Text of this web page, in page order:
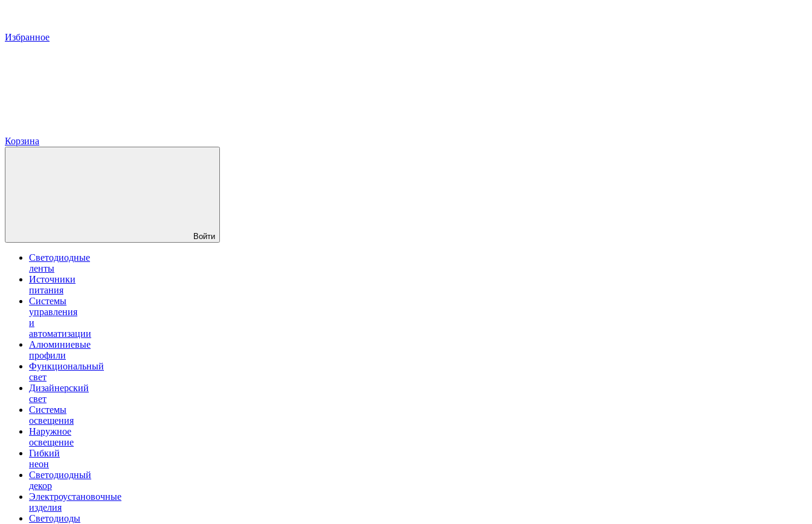
Избранное
Корзина
Войти
Светодиодные
ленты
Источники
питания
Системы
управления
и
автоматизации
Алюминиевые
профили
Функциональный
свет
Дизайнерский
свет
Системы
освещения
Наружное
освещение
Гибкий
неон
Светодиодный
декор
Электроустановочные
изделия
Светодиоды